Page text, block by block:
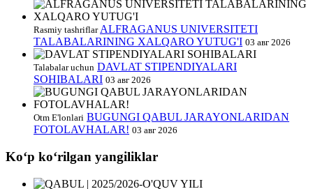
Rasmiy tashriflar ALFRAGANUS UNIVERSITETI
TALABALARINING XALQARO YUTUG'I 03 авг 2026
Talabalar uchun DAVLAT STIPENDIYALARI
SOHIBALARI 03 авг 2026
Otm E'lonlari BUGUNGI QABUL JARAYONLARIDAN
FOTOLAVHALAR! 03 авг 2026
Koʻp koʻrilgan yangiliklar